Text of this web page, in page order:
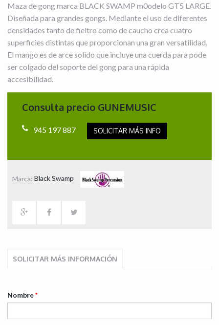
Maza de gong marca BLACK SWAMP m0odelo GT5 LARGE.
Diseñada para grandes gongs. Mediante el uso de diferentes
densidades tanto de fieltro como de caucho crea cuatro
superficies distintas que proporcionan una gran versatilidad.
El mango es de arce solido que incluye una cuerda para pode
ser colgado del soporte del gong para una rápida
accesibilidad.
Consulta precio GUNEMUSIC
945 197 887 SOLICITAR MÁS INFO
Marca: Black Swamp
SOLICITAR MÁS INFORMACIÓN
Nombre*